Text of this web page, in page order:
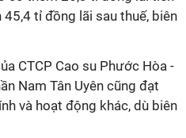
45,4 tỉ đồng lãi sau thuế, biên
CTCP Cao su Phước Hòa -
Nam Tân Uyên cũng đạt
và hoạt động khác, dù biên